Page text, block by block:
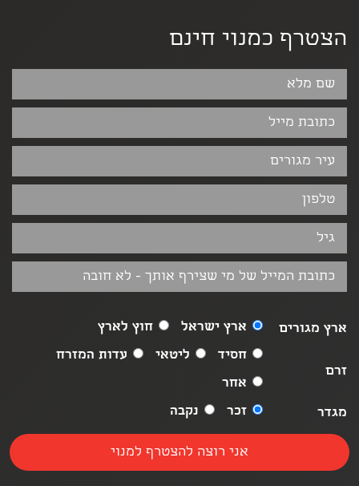
הצטרף כמנוי חינם
ארץ מגורים ארץ ישראל חוץ לארץ
זרם
חסיד ליטאי
עדות המזרח
אחר
מגדר
זכר נקבה